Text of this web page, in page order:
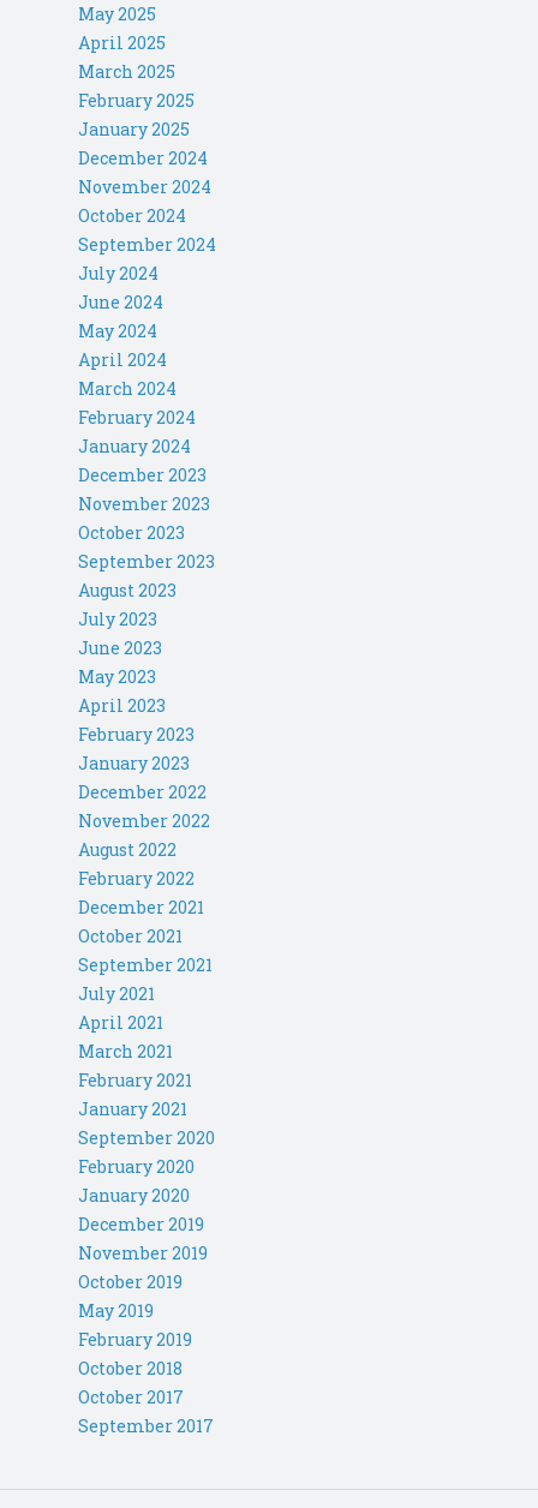
May 2025
April 2025
March 2025
February 2025
January 2025
December 2024
November 2024
October 2024
September 2024
July 2024
June 2024
May 2024
April 2024
March 2024
February 2024
January 2024
December 2023
November 2023
October 2023
September 2023
August 2023
July 2023
June 2023
May 2023
April 2023
February 2023
January 2023
December 2022
November 2022
August 2022
February 2022
December 2021
October 2021
September 2021
July 2021
April 2021
March 2021
February 2021
January 2021
September 2020
February 2020
January 2020
December 2019
November 2019
October 2019
May 2019
February 2019
October 2018
October 2017
September 2017